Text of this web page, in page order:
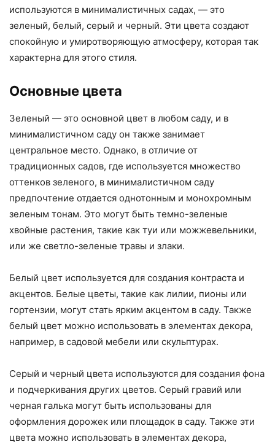
используются в минималистичных садах, — это
зеленый, белый, серый и черный. Эти цвета создают
спокойную и умиротворяющую атмосферу, которая так
характерна для этого стиля.
Основные цвета
Зеленый — это основной цвет в любом саду, и в
минималистичном саду он также занимает
центральное место. Однако, в отличие от
традиционных садов, где используется множество
оттенков зеленого, в минималистичном саду
предпочтение отдается однотонным и монохромным
зеленым тонам. Это могут быть темно-зеленые
хвойные растения, такие как туи или можжевельники,
или же светло-зеленые травы и злаки.
Белый цвет используется для создания контраста и
акцентов. Белые цветы, такие как лилии, пионы или
гортензии, могут стать ярким акцентом в саду. Также
белый цвет можно использовать в элементах декора,
например, в садовой мебели или скульптурах.
Серый и черный цвета используются для создания фона
и подчеркивания других цветов. Серый гравий или
черная галька могут быть использованы для
оформления дорожек или площадок в саду. Также эти
цвета можно использовать в элементах декора,